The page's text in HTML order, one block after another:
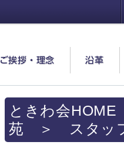
ご挨拶・理念 沿革
ときわ会HOME
苑 ＞ スタッ